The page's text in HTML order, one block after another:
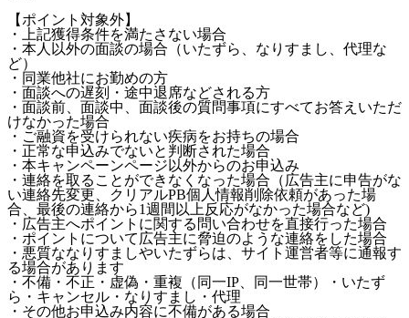
【ポイント対象外】
・上記獲得条件を満たさない場合
・本人以外の面談の場合（いたずら、なりすまし、代理な
ど）
・同業他社にお勤めの方
・面談への遅刻・途中退席などされる方
・面談前、面談中、面談後の質問事項にすべてお答えいただ
けなかった場合
・ご融資を受けられない疾病をお持ちの場合
・正常な申込みでないと判断された場合
・本キャンペーンページ以外からのお申込み
・連絡を取ることができなくなった場合（広告主に申告がな
い連絡先変更、クリアルPB個人情報削除依頼があった場
合、最後の連絡から1週間以上反応がなかった場合など)
・広告主へポイントに関する問い合わせを直接行った場合
・ポイントについて広告主に脅迫のような連絡をした場合
・悪質ななりすましやいたずらは、サイト運営者等に通報す
る場合があります
・不備・不正・虚偽・重複（同一IP、同一世帯）・いたず
ら・キャンセル・なりすまし・代理
・その他お申込み内容に不備がある場合